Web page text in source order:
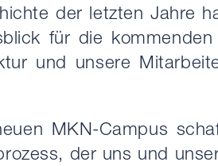
der letzten Jahre
für die
und unsere
MKN-Campus
der uns und